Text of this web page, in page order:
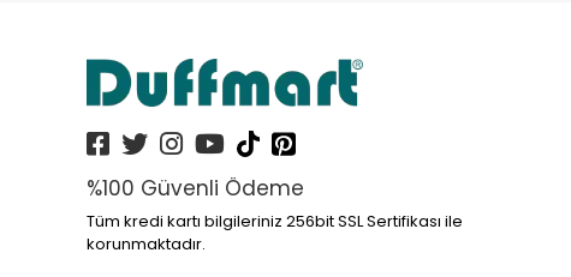
%100 Güvenli Ödeme
Tüm kredi kartı bilgileriniz 256bit SSL Sertifikası ile
korunmaktadır.